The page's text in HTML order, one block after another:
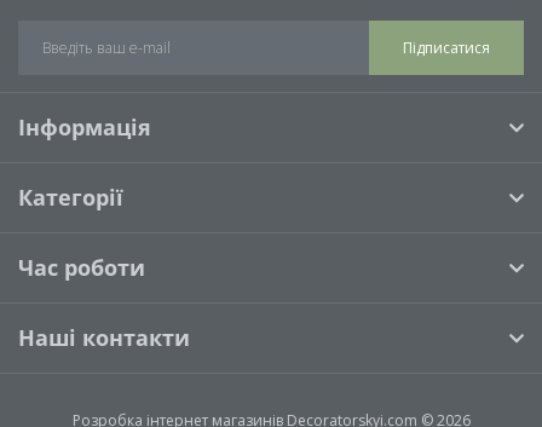
Підписатися
Інформація
Категорії
Час роботи
Наші контакти
Розробка інтернет магазинівDecoratorskyi.com © 2026